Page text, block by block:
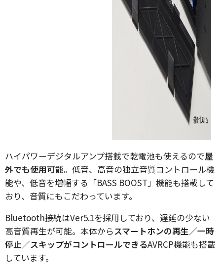
ハイパワーデジタルアンプ搭載で乾電池も使えるので屋
外でも使用可能。低音、高音の独立音質コントロール機
能や、低音を増幅する「BASS BOOST」機能も搭載して
おり、音質にもこだわっています。
Bluetooth接続はVer5.1を採用しており、遅延の少ない
高音質再生が可能。本体からスマートホンの再生／一時
停止／スキップがコントロールできるAVRCP機能も搭載
しています。